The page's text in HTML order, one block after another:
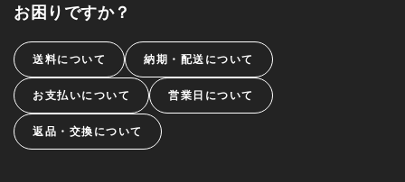
お困りですか？
送料について 納期・配送について
お支払いについて 営業日について
返品・交換について